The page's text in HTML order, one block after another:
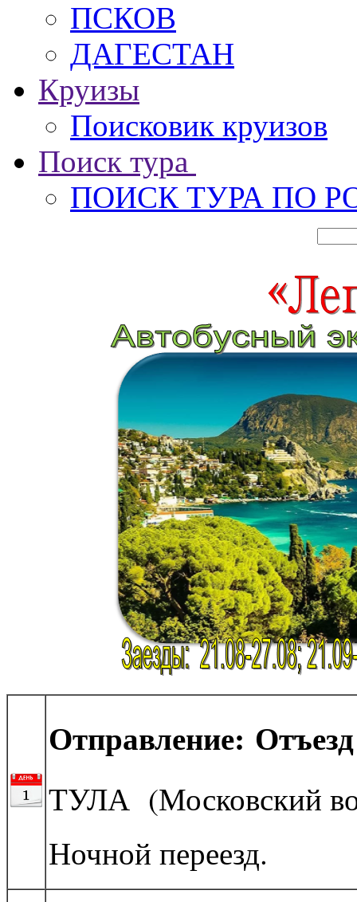
ПСКОВ
ДАГЕСТАН
Круизы
Поисковик круизов
Поиск тура
ПОИСК ТУРА ПО
Отправление:
ТУЛА (Московский
Ночной переезд.